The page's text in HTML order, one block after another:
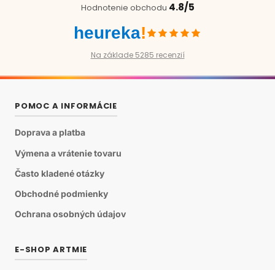
Hodnotenie obchodu 4.8/5
heureka!
Na základe 5285 recenzií
POMOC A INFORMÁCIE
Doprava a platba
Výmena a vrátenie tovaru
Často kladené otázky
Obchodné podmienky
Ochrana osobných údajov
E-SHOP ARTMIE